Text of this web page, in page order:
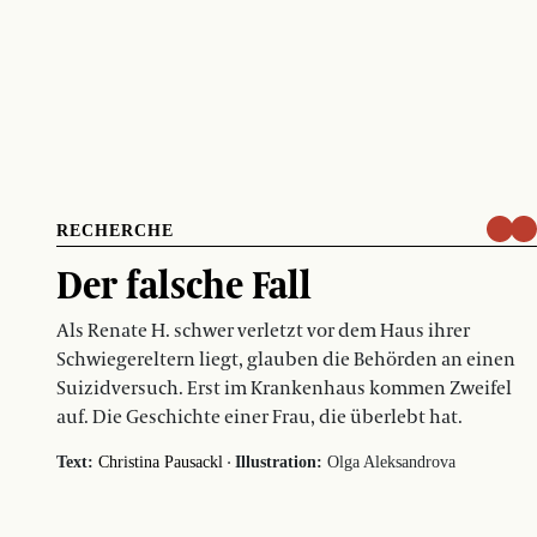
RECHERCHE
Der falsche Fall
Als Renate H. schwer verletzt vor dem Haus ihrer
Schwiegereltern liegt, glauben die Behörden an einen
Suizidversuch. Erst im Krankenhaus kommen Zweifel
auf. Die Geschichte einer Frau, die überlebt hat.
Text: Christina Pausackl · Illustration: Olga Aleksandrova